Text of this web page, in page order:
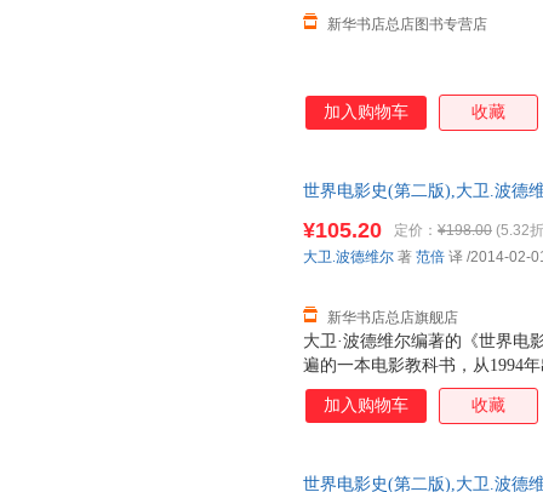
新华书店总店图书专营店
加入购物车 收藏
世界电影史(第二版),大卫.波德
购优惠咨询：13284178503
大卫·波德维尔编著的《世界电
遍的一本电影教科书，从1994
版了三个版本。其在内容上浩
代，从剧情片、纪录片到先锋
¥105.20 定价： ¥198.00 (5.32
新华书店总店旗舰店
大卫.波德维尔 著 范倍 译 /2014-02-
加入购物车 收藏
世界电影史(第二版),大卫.波德